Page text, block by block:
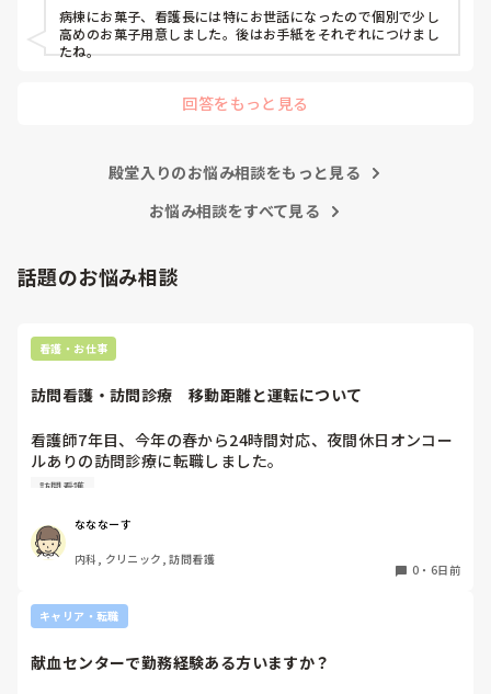
わからないことがあったときだけ、周りの看護師に聞いてくだ
さい。
もし無視されたら、それは相手の看護師の職務怠慢ですから、
その時に初めて上司に相談したらいいんです。
まだ一年目なんですから、他の看護師の仕事をフォローする必
ましてや、噂話で他人を陥れるような腐った看護師たちに、な
ぜせいさんが手を貸さないといけないんですか？
正直努力するなら、ご自身の看護師としての成長のために、そ
私のお勧めは、転職して性格的に背伸びをしなくてもよい働き
病棟にお菓子、看護長には特にお世話になったので個別で少し
高めのお菓子用意しました。後はお手紙をそれぞれにつけまし
たね。
回答をもっと見る
殿堂入りのお悩み相談をもっと見る
お悩み相談をすべて見る
話題のお悩み相談
看護・お仕事
訪問看護・訪問診療　移動距離と運転について
看護師7年目、今年の春から24時間対応、夜間休日オンコー
ルありの訪問診療に転職しました。
元々就活の際にはエリアは片道30分程度と聞いておりここま
の田舎にまで患者を受け入れる予定と。
日頃から運転しているとは言っても、深夜帯や冬道で訪問に
行くのはかなり不安で親からも止められています。
はどのような方法を取られているんでしょうか？
訪問看護
なななーす
内科, クリニック, 訪問看護
0 ・ 6日前
キャリア・転職
献血センターで勤務経験ある方いますか？